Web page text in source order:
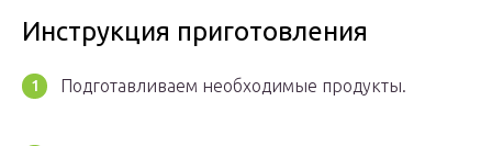
Инструкция приготовления
Подготавливаем необходимые продукты.